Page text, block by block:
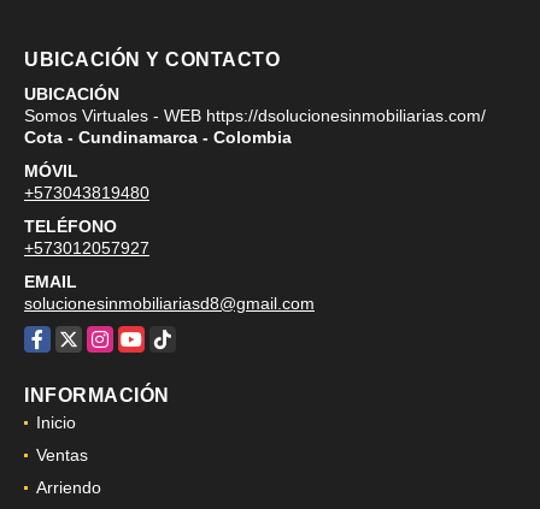
UBICACIÓN Y CONTACTO
UBICACIÓN
Somos Virtuales - WEB https://dsolucionesinmobiliarias.com/
Cota - Cundinamarca - Colombia
MÓVIL
+573043819480
TELÉFONO
+573012057927
EMAIL
solucionesinmobiliariasd8@gmail.com
Facebook
X Instagram
YouTube
TikTok
INFORMACIÓN
Inicio
Ventas
Arriendo